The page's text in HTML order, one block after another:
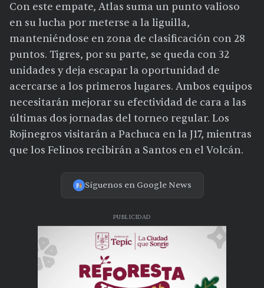
Con este empate, Atlas suma un punto valioso
en su lucha por meterse a la liguilla,
manteniéndose en zona de clasificación con 28
puntos. Tigres, por su parte, se queda con 32
unidades y deja escapar la oportunidad de
acercarse a los primeros lugares. Ambos equipos
necesitarán mejorar su efectividad de cara a las
últimas dos jornadas del torneo regular. Los
Rojinegros visitarán a Pachuca en la J17, mientras
que los Felinos recibirán a Santos en el Volcán.
Síguenos en Google News
PUBLICIDAD